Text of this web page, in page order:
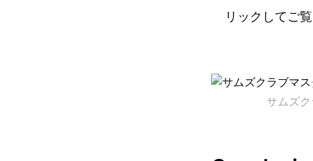
リックしてご覧
サムズ